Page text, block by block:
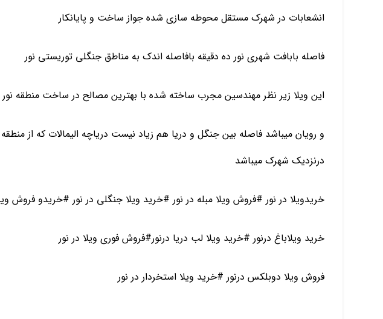
انشعابات در شهرک مستقل محوطه سازی شده جواز ساخت و پایانکار
فاصله بابافت شهری نور ده دقیقه بافاصله اندک به مناطق جنگلی توریستی نور
این ویلا زیر نظر مهندسین مجرب ساخته شده با بهترین مصالح در ساخت منطقه
و رویان میباشد فاصله بین جنگل و دریا هم زیاد نیست دریاچه الیمالات که از
درنزدیک شهرک میباشد
خریدویلا در نور #فروش ویلا مبله در نور #خرید ویلا جنگلی در نور #خریدو فروش
خرید ویلاباغ درنور #خرید ویلا لب دریا درنور#فروش فوری ویلا در نور
فروش ویلا دوبلکس درنور #خرید ویلا استخردار در نور